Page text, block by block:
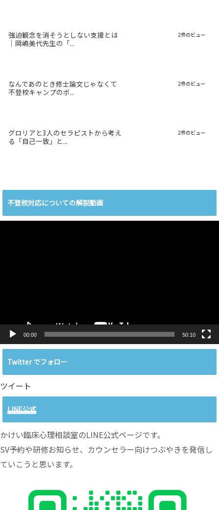
強迫観念を消そうとしない支援とは
｜岡嶋美代先生の「...
2件のビュー
なんであのとき修士論文じゃなくて
不登校キャンプのボ...
2件のビュー
グロリアと3人のセラピストから考え
る「自己一致」と...
2件のビュー
不登校対応についての解説動画
00:00 50:10
Twitter でフォロー
ツイート
LINE公式
かけい臨床心理相談室のLINE公式ページです。
SV予約や研修お知らせ、カウンセラー向けつぶやきを発信し
ていこうと思います。